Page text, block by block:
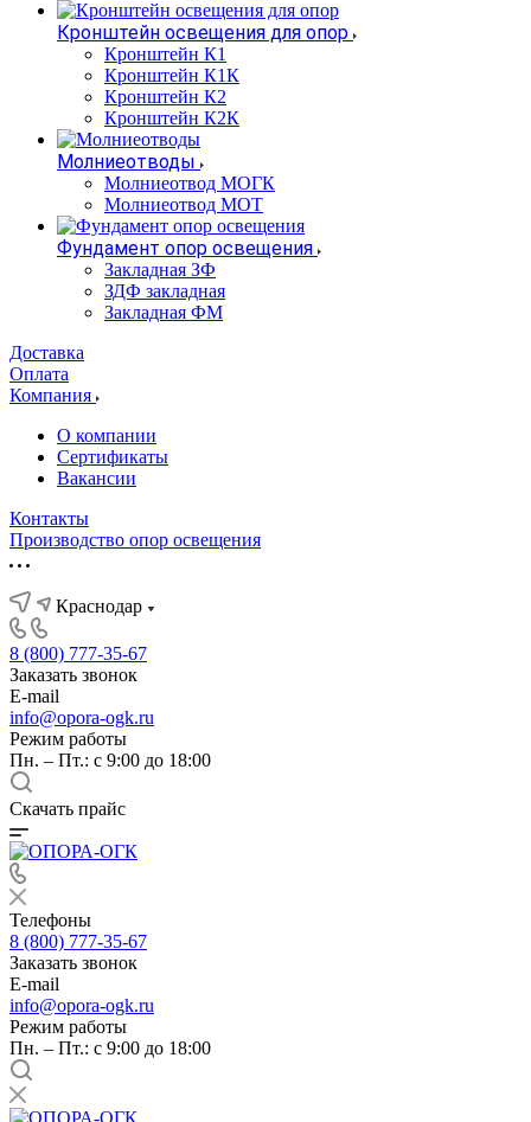
Кронштейн освещения для опор
Кронштейн К1
Кронштейн К1К
Кронштейн К2
Кронштейн К2К
Молниеотводы
Молниеотвод МОГК
Молниеотвод МОТ
Фундамент опор освещения
Закладная ЗФ
ЗДФ закладная
Закладная ФМ
Доставка
Оплата
Компания
О компании
Сертификаты
Вакансии
Контакты
Производство опор освещения
Краснодар
8 (800) 777-35-67
Заказать звонок
E-mail
info@opora-ogk.ru
Режим работы
Пн. – Пт.: с 9:00 до 18:00
Скачать прайс
Телефоны
8 (800) 777-35-67
Заказать звонок
E-mail
info@opora-ogk.ru
Режим работы
Пн. – Пт.: с 9:00 до 18:00